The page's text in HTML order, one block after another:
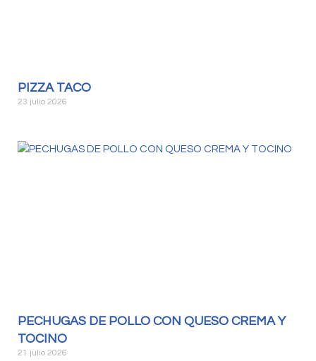
PIZZA TACO
23 julio 2026
PECHUGAS DE POLLO CON QUESO CREMA Y
TOCINO
21 julio 2026